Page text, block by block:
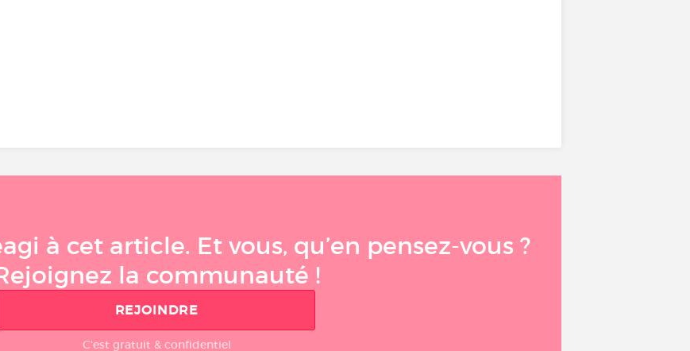
à cet article. Et vous, qu’en pensez-vous ?
la communauté !
REJOINDRE
C'est gratuit & confidentiel